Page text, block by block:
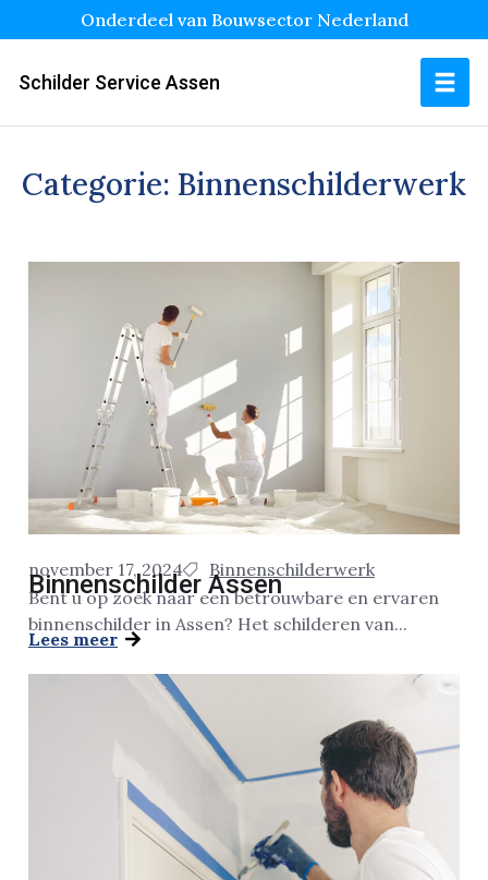
Onderdeel van Bouwsector Nederland
Schilder Service Assen
Categorie: Binnenschilderwerk
november 17, 2024 Binnenschilderwerk
Binnenschilder Assen
Bent u op zoek naar een betrouwbare en ervaren
binnenschilder in Assen? Het schilderen van...
Lees meer